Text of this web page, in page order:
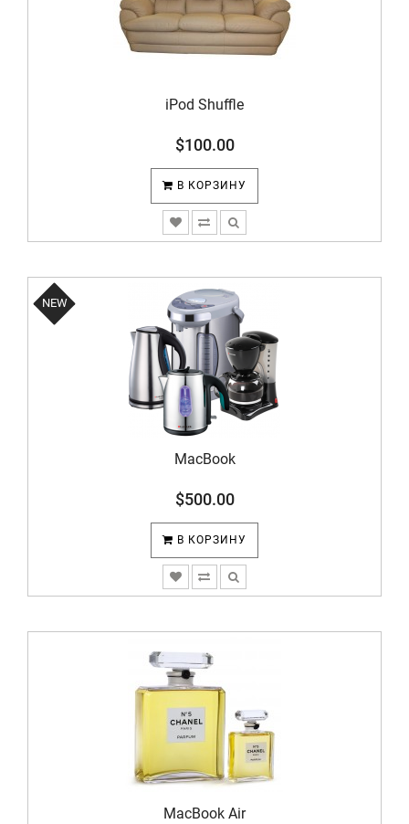
iPod Shuffle
$100.00
В КОРЗИНУ
NEW
MacBook
$500.00
В КОРЗИНУ
MacBook Air